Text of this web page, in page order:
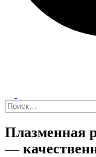
меню
Найти:
Плазменная
—